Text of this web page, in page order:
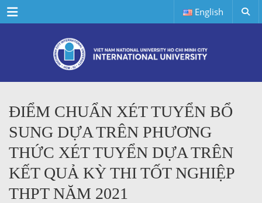
Menu English
ĐIỂM CHUẨN XÉT TUYỂN BỔ
SUNG DỰA TRÊN PHƯƠNG
THỨC XÉT TUYỂN DỰA TRÊN
KẾT QUẢ KỲ THI TỐT NGHIỆP
THPT NĂM 2021